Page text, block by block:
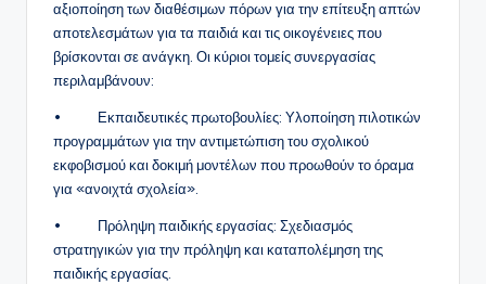
αξιοποίηση των διαθέσιμων πόρων για την επίτευξη απτών
αποτελεσμάτων για τα παιδιά και τις οικογένειες που
βρίσκονται σε ανάγκη. Οι κύριοι τομείς συνεργασίας
περιλαμβάνουν:
• Εκπαιδευτικές πρωτοβουλίες: Υλοποίηση πιλοτικών
προγραμμάτων για την αντιμετώπιση του σχολικού
εκφοβισμού και δοκιμή μοντέλων που προωθούν το όραμα
για «ανοιχτά σχολεία».
• Πρόληψη παιδικής εργασίας: Σχεδιασμός
στρατηγικών για την πρόληψη και καταπολέμηση της
παιδικής εργασίας.